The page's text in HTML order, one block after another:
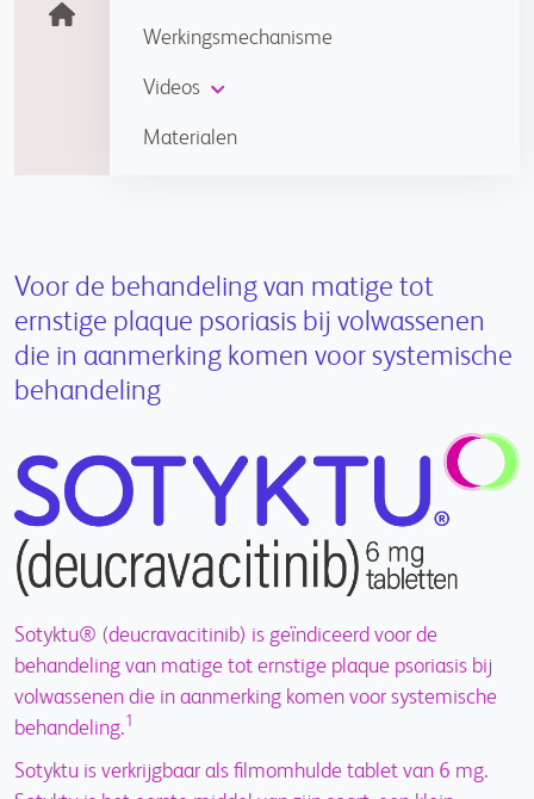
Werkingsmechanisme
Videos
Materialen
Voor de behandeling van matige tot
ernstige plaque psoriasis bij volwassenen
die in aanmerking komen voor systemische
behandeling
Sotyktu® (deucravacitinib) is geïndiceerd voor de
behandeling van matige tot ernstige plaque psoriasis bij
volwassenen die in aanmerking komen voor systemische
behandeling.1
Sotyktu is verkrijgbaar als filmomhulde tablet van 6 mg.